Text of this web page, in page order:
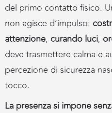
del primo contatto fisico.
non agisce d’impulso:
attenzione, curando luci,
deve trasmettere calma e
percezione di sicurezza
tocco.
La presenza si impone